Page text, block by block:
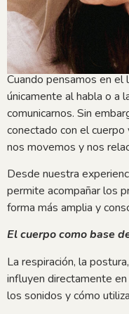
Cuando pensamos en el
únicamente al habla o a
comunicarnos. Sin
conectado con el
nos movemos y nos
Desde nuestra
permite acompañar los
forma más amplia y
El cuerpo como base
La respiración, la
influyen directamente
los sonidos y cómo